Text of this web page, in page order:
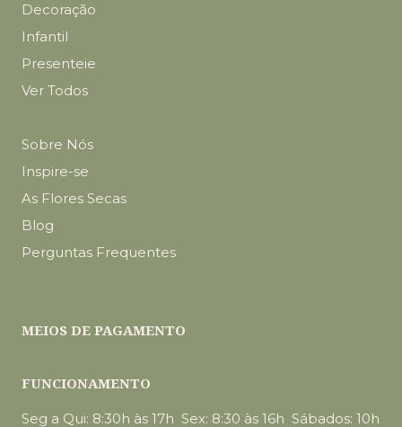
Decoração
Infantil
Presenteie
Ver Todos
Sobre Nós
Inspire-se
As Flores Secas
Blog
Perguntas Frequentes
MEIOS DE PAGAMENTO
FUNCIONAMENTO
Seg a Qui: 8:30h às 17h Sex: 8:30 às 16h Sábados: 10h